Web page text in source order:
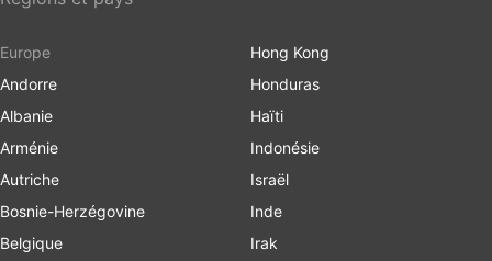
Europe
Andorre
Albanie
Arménie
Autriche
Bosnie-Herzégovine
Belgique
Hong Kong
Honduras
Haïti
Indonésie
Israël
Inde
Irak